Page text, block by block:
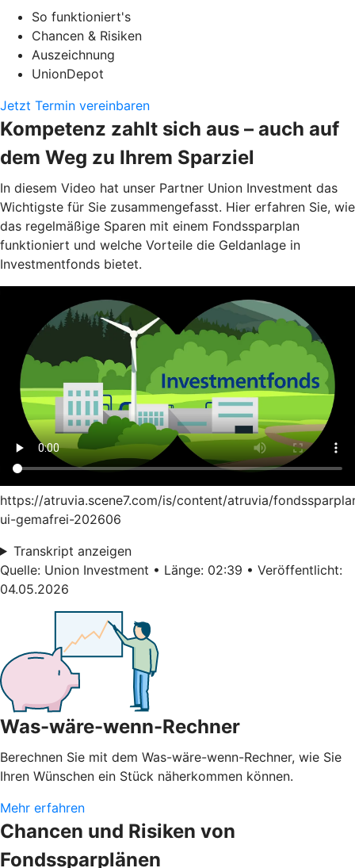
So funktioniert's
Chancen & Risiken
Auszeichnung
UnionDepot
Jetzt Termin vereinbaren
Kompetenz zahlt sich aus – auch auf
dem Weg zu Ihrem Sparziel
In diesem Video hat unser Partner Union Investment das
Wichtigste für Sie zusammengefasst. Hier erfahren Sie, wie
das regelmäßige Sparen mit einem Fondssparplan
funktioniert und welche Vorteile die Geldanlage in
Investmentfonds bietet.
https://atruvia.scene7.com/is/content/atruvia/
ui-gemafrei-202606
Transkript anzeigen
Quelle: Union Investment • Länge: 02:39 • Veröffentlicht:
04.05.2026
Was-wäre-wenn-Rechner
Berechnen Sie mit dem Was-wäre-wenn-Rechner, wie Sie
Ihren Wünschen ein Stück näherkommen können.
Mehr erfahren
Chancen und Risiken von
Fondssparplänen